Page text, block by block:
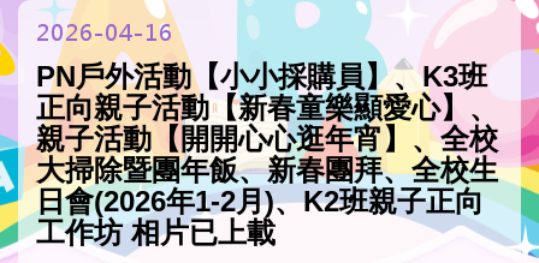
2026-04-16
PN戶外活動【小小採購員】、K3班
正向親子活動【新春童樂顯愛心】、
親子活動【開開心心逛年宵】、全校
大掃除暨團年飯、新春團拜、全校生
日會(2026年1-2月)、K2班親子正向
工作坊 相片已上載